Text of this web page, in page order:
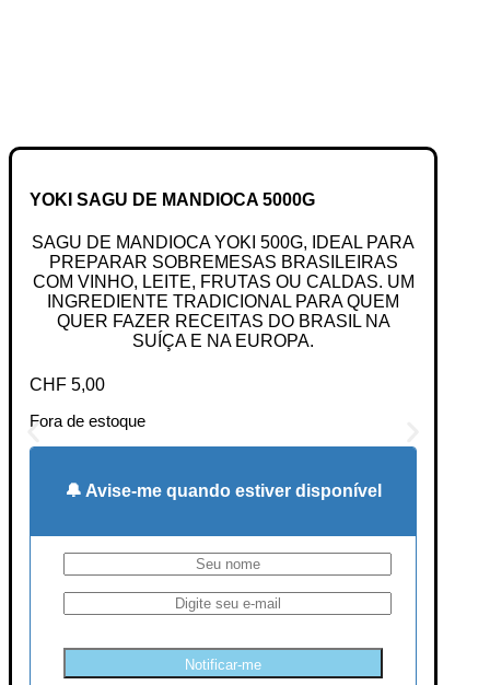
YOKI SAGU DE MANDIOCA 5000G
SAGU DE MANDIOCA YOKI 500G, IDEAL PARA
PREPARAR SOBREMESAS BRASILEIRAS
COM VINHO, LEITE, FRUTAS OU CALDAS. UM
INGREDIENTE TRADICIONAL PARA QUEM
QUER FAZER RECEITAS DO BRASIL NA
SUÍÇA E NA EUROPA.
CHF 5,00
Fora de estoque
🔔 Avise-me quando estiver disponível
Notificar-me